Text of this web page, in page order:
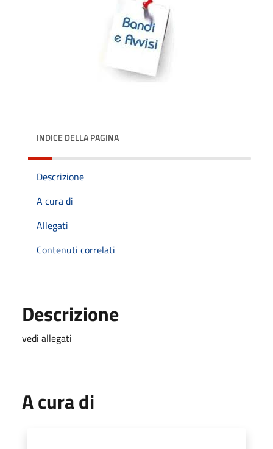
INDICE DELLA PAGINA
Descrizione
A cura di
Allegati
Contenuti correlati
Descrizione
vedi allegati
A cura di